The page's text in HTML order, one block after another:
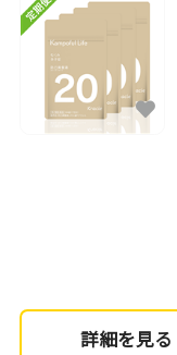
詳細を見る